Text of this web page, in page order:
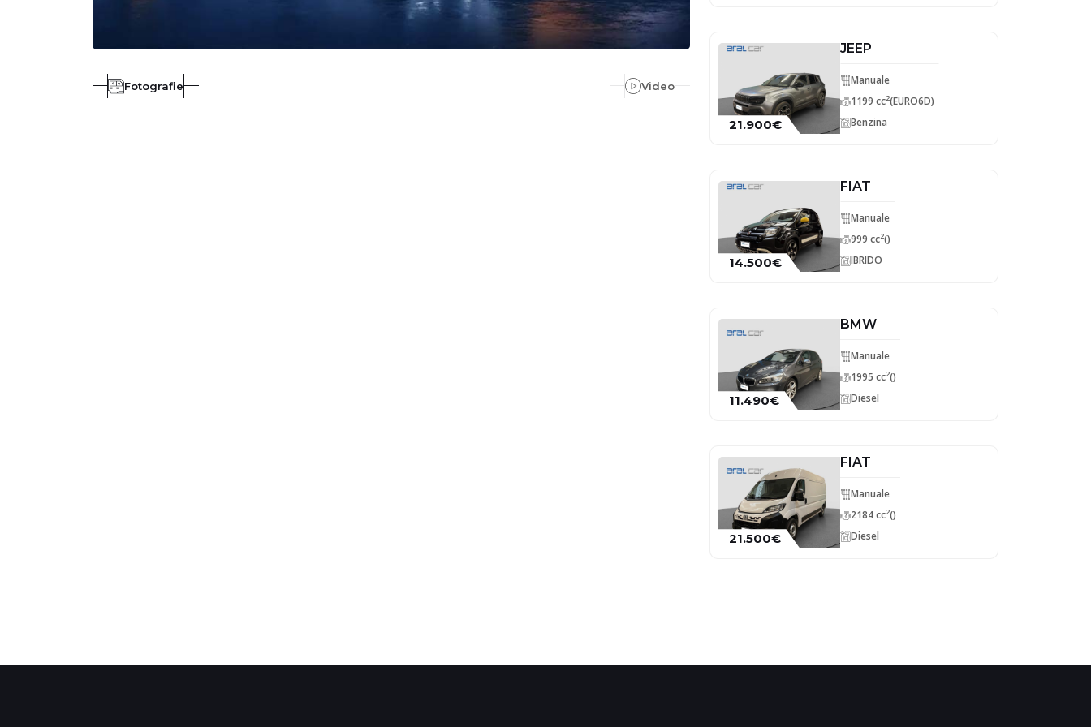
Fotografie Video
21.900€
JEEP
Manuale
1199 cc2(EURO6D)
Benzina
14.500€
FIAT
Manuale
999 cc2()
IBRIDO
11.490€
BMW
Manuale
1995 cc2()
Diesel
21.500€
FIAT
Manuale
2184 cc2()
Diesel